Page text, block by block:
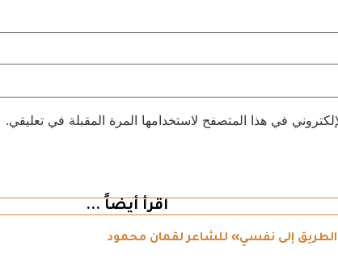
في هذا المتصفح لاستخدامها المرة المقبلة في تعليقي.
اقرأ أيضاً ...
الطريق إلى نفسي» للشاعر لقمان محمود